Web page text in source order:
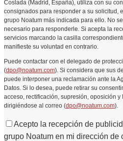
Coslada (Madrid, España), utiliza con su
consignados para responder a su solicitud,
grupo Noatum más indicada para ello. No
necesario para responderle. Si acepta la
servicios marcando la casilla
manifieste su voluntad en contrario.
Puede contactar con el delegado de
(dpo@noatum.com). Si considera que sus
puede interponer una reclamación ante la
Datos. Si lo desea, puede retirar su
acceso, rectificación, supresión, oposición
dirigiéndose al correo (dpo@noatum.com).
Acepto la recepción de
grupo Noatum en mi dirección de